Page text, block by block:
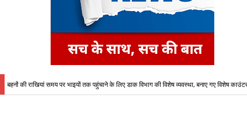
बहनों की राखियां समय पर भाइयों तक पहुंचाने के लिए डाक विभाग की विशेष व्यवस्था, बनाए गए विशेष